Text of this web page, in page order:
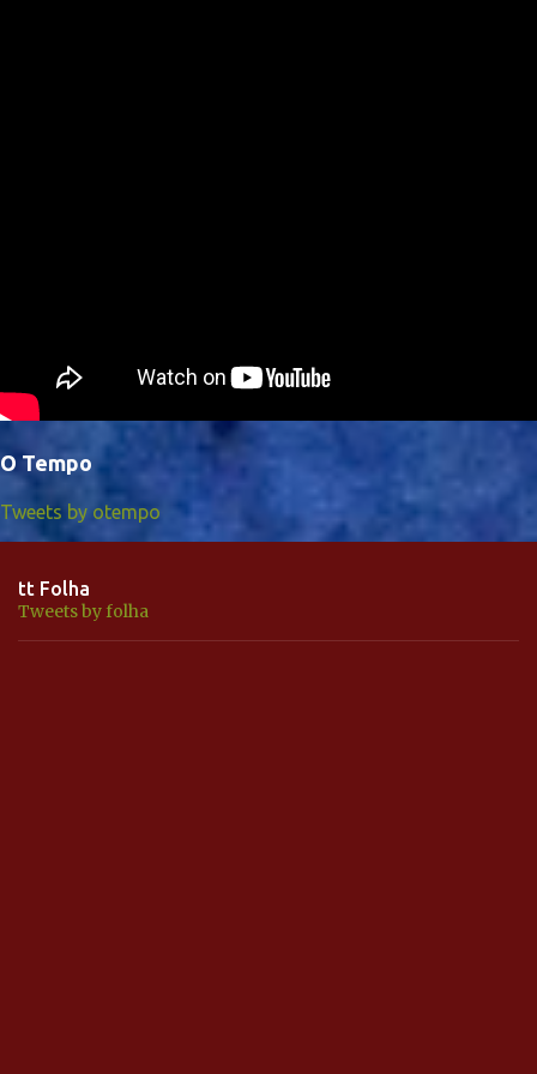
O Tempo
Tweets by otempo
tt Folha
Tweets by folha